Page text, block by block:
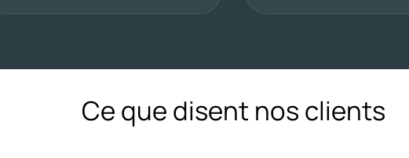
Ce que disent nos clients